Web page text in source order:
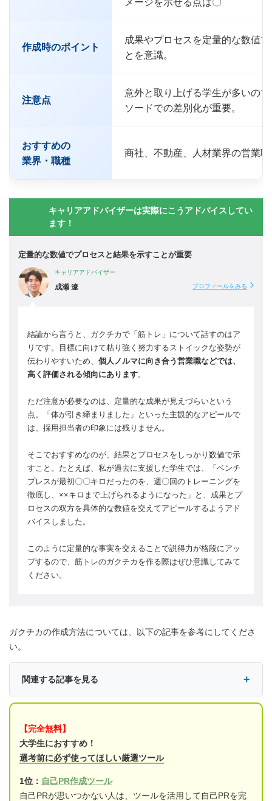
メージを示せる点は〇
作成時のポイント
成果やプロセスを定量的な数値
とを意識。
注意点
意外と取り上げる学生が多いの
ソードでの差別化が重要。
おすすめの
業界・職種
商社、不動産、人材業界の営業職
キャリアアドバイザーは実際にこうアドバイスしてい
ます！
定量的な数値でプロセスと結果を示すことが重要
キャリアアドバイザー
成瀬 遼 プロフィールをみる
結論から言うと、ガクチカで「筋トレ」について話すのはア
リです。目標に向けて粘り強く努力するストイックな姿勢が
伝わりやすいため、 個人ノルマに向き合う営業職などでは、
高く評価される傾向にあります。
ただ注意が必要なのは、定量的な成果が見えづらいという
点。「体が引き締まりました」といった主観的なアピールで
は、採用担当者の印象には残りません。
そこでおすすめなのが、結果とプロセスをしっかり数値で示
すこと。たとえば、私が過去に支援した学生では、「ベンチ
プレスが最初〇〇キロだったのを、週〇回のトレーニングを
徹底し、××キロまで上げられるようになった」と、成果とプ
ロセスの双方を具体的な数値を交えてアピールするようアド
バイスしました。
このように定量的な事実を交えることで説得力が格段にアッ
プするので、筋トレのガクチカを作る際はぜひ意識してみて
ください。
ガクチカの作成方法については、以下の記事を参考にしてくださ
い。
関連する記事を見る
【完全無料】
大学生におすすめ！
選考前に必ず使ってほしい厳選ツール
1位： 自己PR作成ツール
自己PRが思いつかない人は、ツールを活用して自己PRを完